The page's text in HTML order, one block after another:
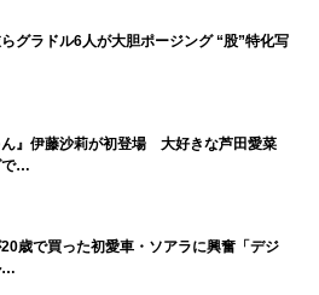
グラドル6人が大胆ポージング “股”特化写
ん』伊藤沙莉が初登場 大好きな芦田愛菜
で…
歳で買った初愛車・ソアラに興奮「デジ
…